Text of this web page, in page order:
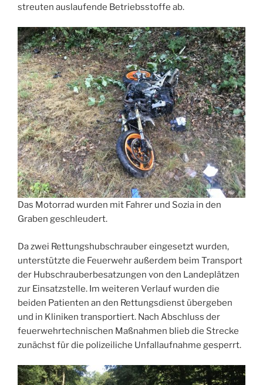
streuten auslaufende Betriebsstoffe ab.
Das Motorrad wurden mit Fahrer und Sozia in den
Graben geschleudert.
Da zwei Rettungshubschrauber eingesetzt wurden,
unterstützte die Feuerwehr außerdem beim Transport
der Hubschrauberbesatzungen von den Landeplätzen
zur Einsatzstelle. Im weiteren Verlauf wurden die
beiden Patienten an den Rettungsdienst übergeben
und in Kliniken transportiert. Nach Abschluss der
feuerwehrtechnischen Maßnahmen blieb die Strecke
zunächst für die polizeiliche Unfallaufnahme gesperrt.